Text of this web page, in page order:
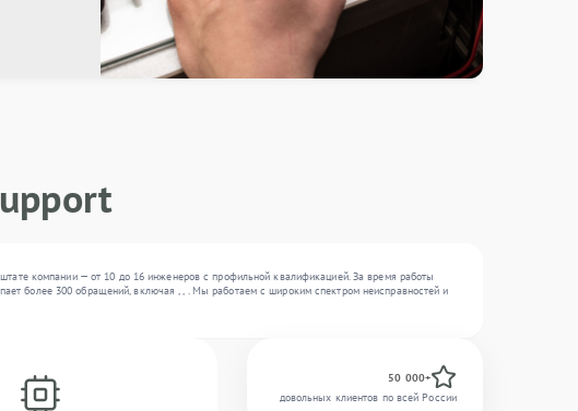
компании — от 10 до 16 инженеров с профильной квалификацией. За время работы
более 300 обращений, включая , , . Мы работаем с широким спектром неисправностей и
50 000+
довольных клиентов по всей России